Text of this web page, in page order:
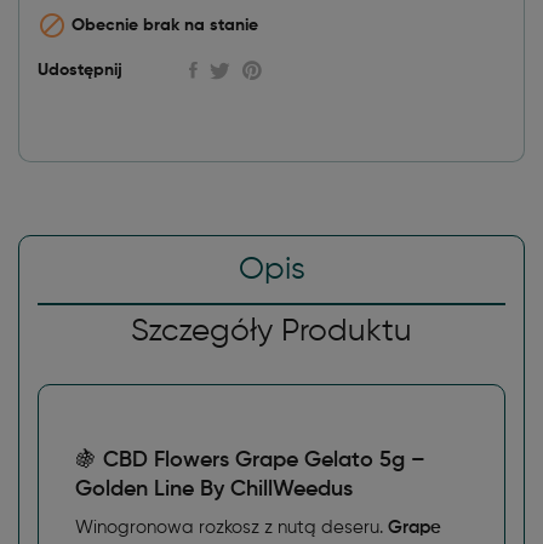
 Obecnie brak na stanie
Udostępnij
Opis
Szczegóły Produktu
🍇 CBD Flowers Grape Gelato 5g –
Golden Line By ChillWeedus
Winogronowa rozkosz z nutą deseru. Grape